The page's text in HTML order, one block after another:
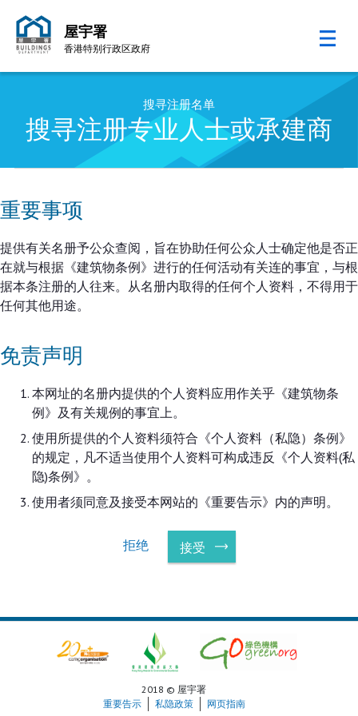
屋宇署
香港特别行政区政府
搜寻注册名单
搜寻注册专业人士或承建商
重要事项
提供有关名册予公众查阅，旨在协助任何公众人士确定他是否正
在就与根据《建筑物条例》进行的任何活动有关连的事宜，与根
据本条注册的人往来。从名册内取得的任何个人资料，不得用于
任何其他用途。
免责声明
本网址的名册内提供的个人资料应用作关乎《建筑物条
例》及有关规例的事宜上。
使用所提供的个人资料须符合《个人资料（私隐）条例》
的规定，凡不适当使用个人资料可构成违反《个人资料(私
隐)条例》。
使用者须同意及接受本网站的《重要告示》内的声明。
拒绝 接受
2018 © 屋宇署
重要告示
私隐政策 网页指南